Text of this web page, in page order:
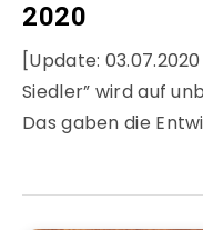
2020
[Update:
Siedler” wird auf
Das gaben die